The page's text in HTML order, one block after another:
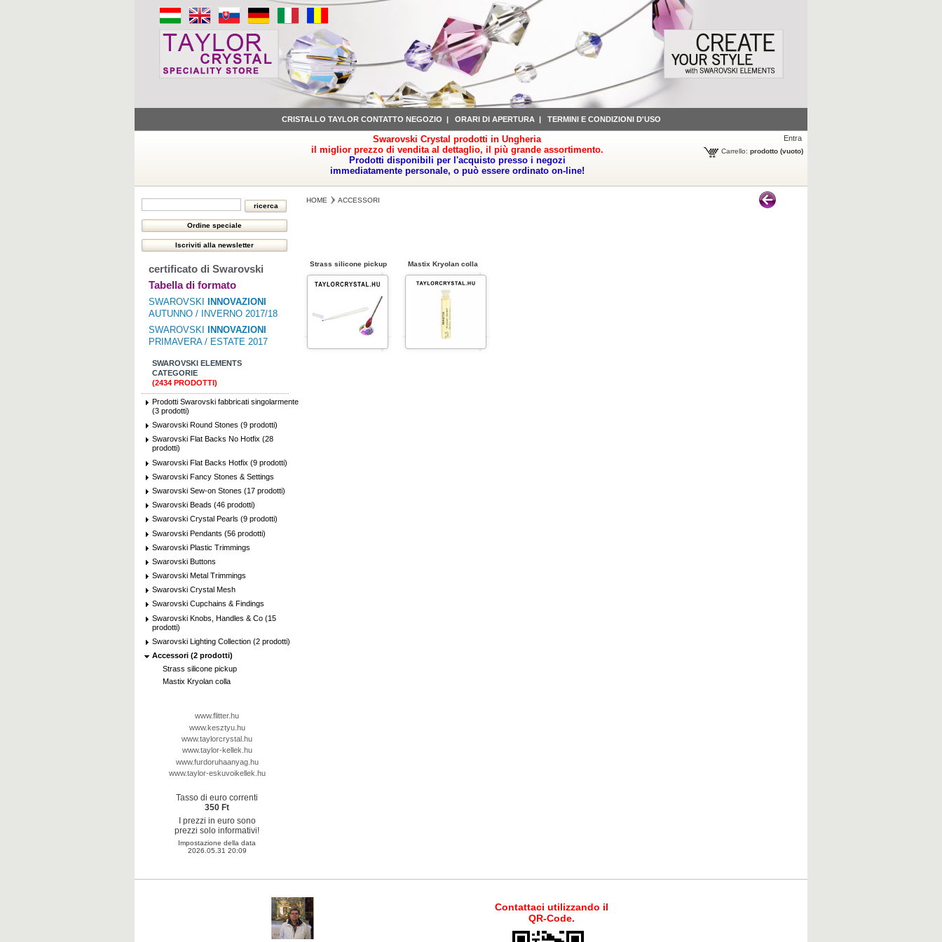
CRISTALLO TAYLOR CONTATTO NEGOZIO | ORARI DI APERTURA | TERMINI E CONDIZIONI D'USO
Swarovski Crystal prodotti in Ungheria
il miglior prezzo di vendita al dettaglio, il più grande assortimento.
Prodotti disponibili per l'acquisto presso i negozi
immediatamente personale, o può essere ordinato on-line!
Entra
Carrello: prodotto (vuoto)
certificato di Swarovski
Tabella di formato
SWAROVSKI
INNOVAZIONI
AUTUNNO / INVERNO 2017/18
SWAROVSKI
INNOVAZIONI
PRIMAVERA / ESTATE 2017
SWAROVSKI ELEMENTS
CATEGORIE
(2434 PRODOTTI)
Prodotti Swarovski fabbricati singolarmente
(3 prodotti)
Swarovski Round Stones (9 prodotti)
Swarovski Flat Backs No Hotfix (28
prodotti)
Swarovski Flat Backs Hotfix (9 prodotti)
Swarovski Fancy Stones & Settings
Swarovski Sew-on Stones (17 prodotti)
Swarovski Beads (46 prodotti)
Swarovski Crystal Pearls (9 prodotti)
Swarovski Pendants (56 prodotti)
Swarovski Plastic Trimmings
Swarovski Buttons
Swarovski Metal Trimmings
Swarovski Crystal Mesh
Swarovski Cupchains & Findings
Swarovski Knobs, Handles & Co (15
prodotti)
Swarovski Lighting Collection (2 prodotti)
Accessori (2 prodotti)
Strass silicone pickup
Mastix Kryolan colla
www.flitter.hu
www.kesztyu.hu
www.taylorcrystal.hu
www.taylor-kellek.hu
www.furdoruhaanyag.hu
www.taylor-eskuvoikellek.hu
Tasso di euro correnti
350 Ft
I prezzi in euro sono
prezzi solo informativi!
Impostazione della data
2026.05.31 20:09
HOME ACCESSORI
Strass silicone pickup Mastix Kryolan colla
Contattaci utilizzando il
QR-Code.